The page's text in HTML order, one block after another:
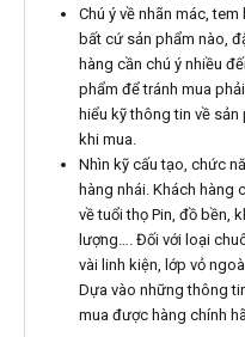
Chú ý về nhãn mác,
bất cứ sản phẩm nào,
hàng cần chú ý nhiều
phẩm để tránh mua
hiểu kỹ thông tin về
khi mua.
Nhìn kỹ cấu tạo, chức
hàng nhái. Khách hàng
về tuổi thọ Pin, đồ bền,
lượng…. Đối với loại
vài linh kiện, lớp vỏ
Dựa vào những thông
mua được hàng chính